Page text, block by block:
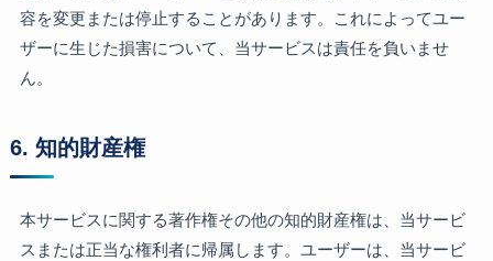
容を変更または停止することがあります。これによってユー
ザーに生じた損害について、当サービスは責任を負いませ
ん。
6. 知的財産権
本サービスに関する著作権その他の知的財産権は、当サービ
スまたは正当な権利者に帰属します。ユーザーは、当サービ